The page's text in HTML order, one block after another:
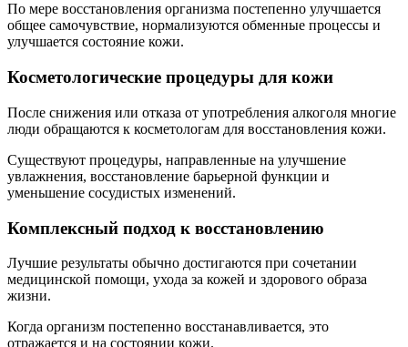
По мере восстановления организма постепенно улучшается
общее самочувствие, нормализуются обменные процессы и
улучшается состояние кожи.
Косметологические процедуры для кожи
После снижения или отказа от употребления алкоголя многие
люди обращаются к косметологам для восстановления кожи.
Существуют процедуры, направленные на улучшение
увлажнения, восстановление барьерной функции и
уменьшение сосудистых изменений.
Комплексный подход к восстановлению
Лучшие результаты обычно достигаются при сочетании
медицинской помощи, ухода за кожей и здорового образа
жизни.
Когда организм постепенно восстанавливается, это
отражается и на состоянии кожи.